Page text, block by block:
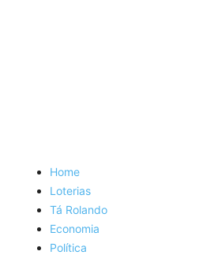
Home
Loterias
Tá Rolando
Economia
Política